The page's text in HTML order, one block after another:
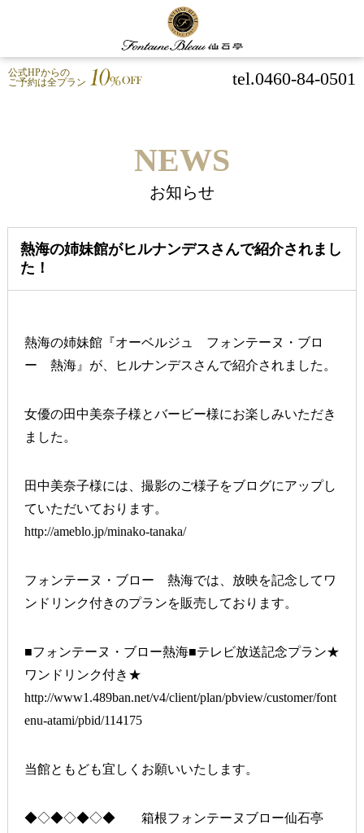
公式HPからの
ご予約は全プラン
tel.0460-84-0501
NEWS
お知らせ
熱海の姉妹館がヒルナンデスさんで紹介されまし
た！
熱海の姉妹館『オーベルジュ フォンテーヌ・ブロ
ー 熱海』が、ヒルナンデスさんで紹介されました。
女優の田中美奈子様とバービー様にお楽しみいただき
ました。
田中美奈子様には、撮影のご様子をブログにアップし
ていただいております。
http://ameblo.jp/minako-tanaka/
フォンテーヌ・ブロー 熱海では、放映を記念してワ
ンドリンク付きのプランを販売しております。
■フォンテーヌ・ブロー熱海■テレビ放送記念プラン★
ワンドリンク付き★
http://www1.489ban.net/v4/client/plan/pbview/customer/font
enu-atami/pbid/114175
当館ともども宜しくお願いいたします。
◆◇◆◇◆◇◆ 箱根フォンテーヌブロー仙石亭